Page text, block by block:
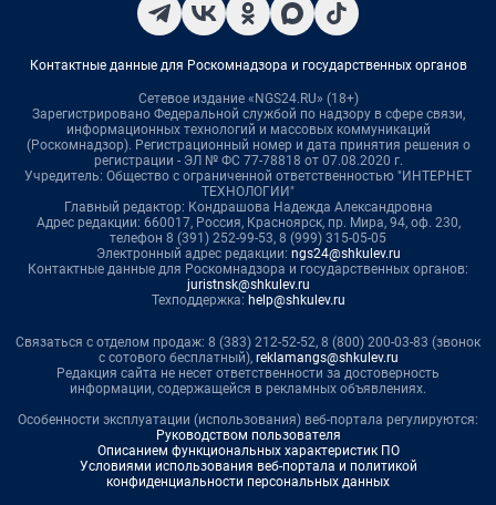
Контактные данные для Роскомнадзора и государственных органов
Сетевое издание «NGS24.RU» (18+)
Зарегистрировано Федеральной службой по надзору в сфере связи,
информационных технологий и массовых коммуникаций
(Роскомнадзор). Регистрационный номер и дата принятия решения о
регистрации - ЭЛ № ФС 77-78818 от 07.08.2020 г.
Учредитель: Общество с ограниченной ответственностью "ИНТЕРНЕТ
ТЕХНОЛОГИИ"
Главный редактор: Кондрашова Надежда Александровна
Адрес редакции: 660017, Россия, Красноярск, пр. Мира, 94, оф. 230,
телефон 8 (391) 252-99-53, 8 (999) 315-05-05
Электронный адрес редакции: ngs24@shkulev.ru
Контактные данные для Роскомнадзора и государственных органов:
juristnsk@shkulev.ru
Техподдержка: help@shkulev.ru
Связаться с отделом продаж: 8 (383) 212-52-52, 8 (800) 200-03-83 (звонок
с сотового бесплатный), reklamangs@shkulev.ru
Редакция сайта не несет ответственности за достоверность
информации, содержащейся в рекламных объявлениях.
Особенности эксплуатации (использования) веб-портала регулируются:
Руководством пользователя
Описанием функциональных характеристик ПО
Условиями использования веб-портала и политикой
конфиденциальности персональных данных